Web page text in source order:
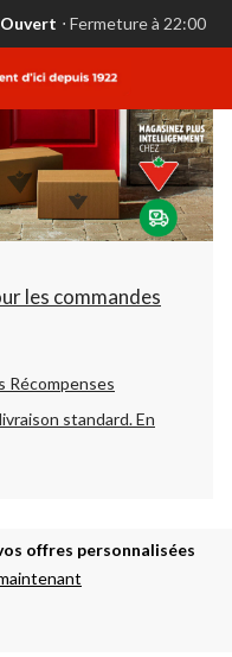
Ouvert ⋅ Fermeture à 22:00
les commandes
Récompenses
standard.En
offres personnalisées